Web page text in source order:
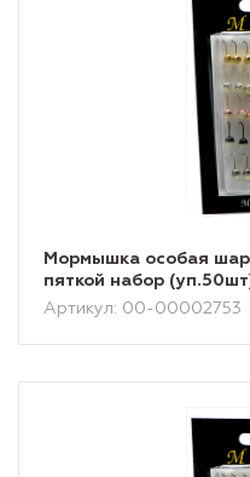
Мормышка особая
пяткой набор
Артикул: 00-00002753